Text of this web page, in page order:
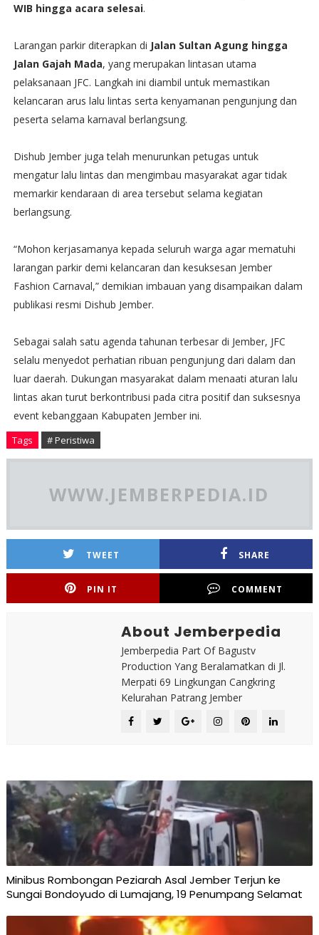
WIB hingga acara selesai.
Larangan parkir diterapkan di Jalan Sultan Agung hingga
Jalan Gajah Mada, yang merupakan lintasan utama
pelaksanaan JFC. Langkah ini diambil untuk memastikan
kelancaran arus lalu lintas serta kenyamanan pengunjung dan
peserta selama karnaval berlangsung.
Dishub Jember juga telah menurunkan petugas untuk
mengatur lalu lintas dan mengimbau masyarakat agar tidak
memarkir kendaraan di area tersebut selama kegiatan
berlangsung.
“Mohon kerjasamanya kepada seluruh warga agar mematuhi
larangan parkir demi kelancaran dan kesuksesan Jember
Fashion Carnaval,” demikian imbauan yang disampaikan dalam
publikasi resmi Dishub Jember.
Sebagai salah satu agenda tahunan terbesar di Jember, JFC
selalu menyedot perhatian ribuan pengunjung dari dalam dan
luar daerah. Dukungan masyarakat dalam menaati aturan lalu
lintas akan turut berkontribusi pada citra positif dan suksesnya
event kebanggaan Kabupaten Jember ini.
Tags # Peristiwa
WWW.JEMBERPEDIA.ID
TWEET SHARE
PIN IT COMMENT
About Jemberpedia
Jemberpedia Part Of Bagustv
Production Yang Beralamatkan di Jl.
Merpati 69 Lingkungan Cangkring
Kelurahan Patrang Jember
Minibus Rombongan Peziarah Asal Jember Terjun ke
Sungai Bondoyudo di Lumajang, 19 Penumpang Selamat